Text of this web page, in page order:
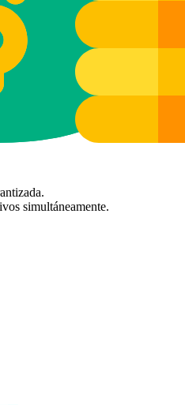
simultáneamente.